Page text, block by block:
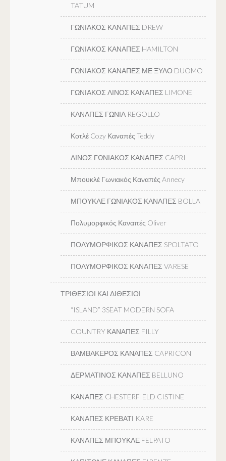
TATUM
ΓΩΝΙΑΚΟΣ ΚΑΝΑΠΕΣ DREW
ΓΩΝΙΑΚΟΣ ΚΑΝΑΠΕΣ HAMILTON
ΓΩΝΙΑΚΟΣ ΚΑΝΑΠΕΣ ΜΕ ΞΥΛΟ DUOMO
ΓΩΝΙΑΚΟΣ ΛΙΝΟΣ ΚΑΝΑΠΕΣ LIMONE
ΚΑΝΑΠΕΣ ΓΩΝΙΑ REGOLLO
Κοτλέ Cozy Καναπές Teddy
ΛΙΝΟΣ ΓΩΝΙΑΚΟΣ ΚΑΝΑΠΕΣ CAPRI
Μπουκλέ Γωνιακός Καναπές Annecy
ΜΠΟΥΚΛΕ ΓΩΝΙΑΚΟΣ ΚΑΝΑΠΕΣ BOLLA
Πολυμορφικός Καναπές Oliver
ΠΟΛΥΜΟΡΦΙΚΟΣ ΚΑΝΑΠΕΣ SPOLTATO
ΠΟΛΥΜΟΡΦΙΚΟΣ ΚΑΝΑΠΕΣ VARESE
ΤΡΙΘΕΣΙΟΙ ΚΑΙ ΔΙΘΕΣΙΟΙ
“ISLAND” 3SEAT MODERN SOFA
COUNTRY ΚΑΝΑΠΕΣ FILLY
ΒΑΜΒΑΚΕΡΟΣ ΚΑΝΑΠΕΣ CAPRICON
ΔΕΡΜΑΤΙΝΟΣ ΚΑΝΑΠΕΣ BELLUNO
ΚΑΝΑΠΕΣ CHESTERFIELD CISTINE
ΚΑΝΑΠΕΣ ΚΡΕΒΑΤΙ KARE
ΚΑΝΑΠΕΣ ΜΠΟΥΚΛΕ FELPATO